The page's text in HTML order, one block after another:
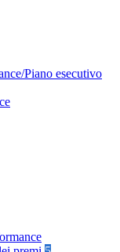
Piano esecutivo